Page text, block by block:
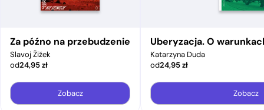
Za późno na przebudzenie
Slavoj Žižek
od24,95zł
Zobacz
Uberyzacja. O
Katarzyna Duda
od24,95zł
Zobacz